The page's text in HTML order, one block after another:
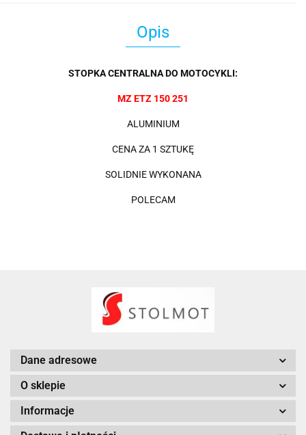
Opis
STOPKA CENTRALNA DO MOTOCYKLI:
MZ ETZ 150 251
ALUMINIUM
CENA ZA 1 SZTUKĘ
SOLIDNIE WYKONANA
POLECAM
Dane adresowe
O sklepie
Informacje